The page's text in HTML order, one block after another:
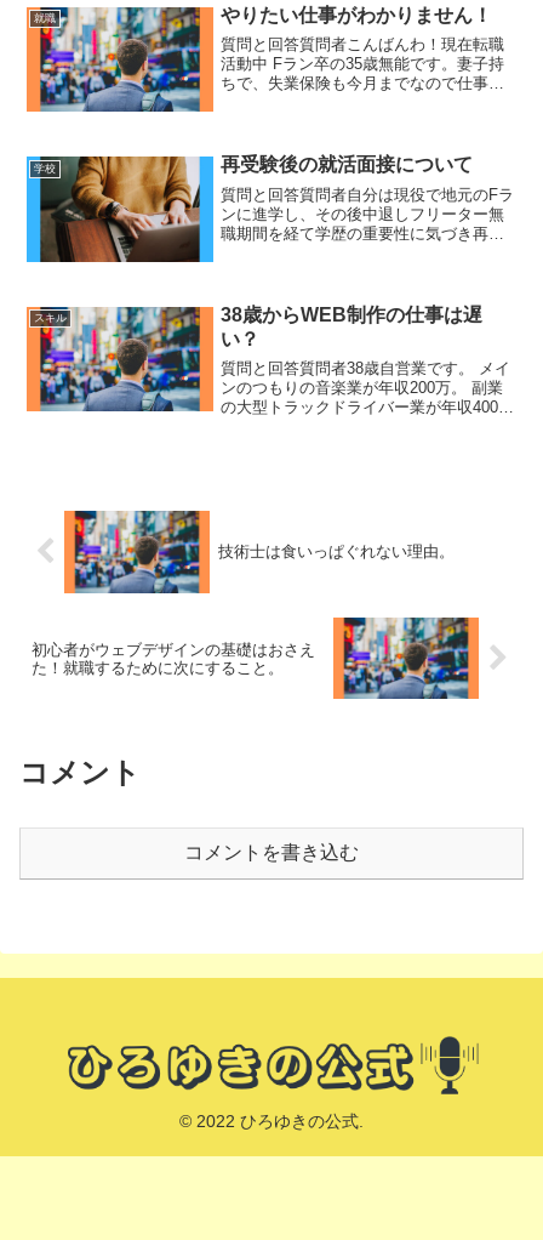
残せる保証はありま...
就職 やりたい仕事がわかりません！
質問と回答質問者こんばんわ！現在転職
活動中 Fラン卒の35歳無能です。妻子持
ちで、失業保険も今月までなので仕事を
他職種に転職希望...
学校 再受験後の就活面接について
質問と回答質問者自分は現役で地元のFラ
ンに進学し、その後中退しフリーター無
職期間を経て学歴の重要性に気づき再受
と思います。インターン...
スキル
38歳からWEB制作の仕事は遅
い？
質問と回答質問者38歳自営業です。 メイ
ンのつもりの音楽業が年収200万。 副業
の大型トラックドライバー業が年収400
技術士は食いっぱぐれない理由。
初心者がウェブデザインの基礎はおさえ
た！就職するために次にすること。
コメント
コメントを書き込む
© 2022 ひろゆきの公式.